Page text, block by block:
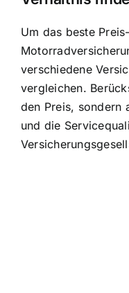
Um das beste
verschiedene
vergleichen.
den Preis, sondern
und die